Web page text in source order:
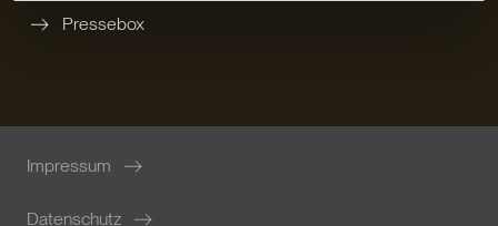
Pressebox
Impressum
Datenschutz